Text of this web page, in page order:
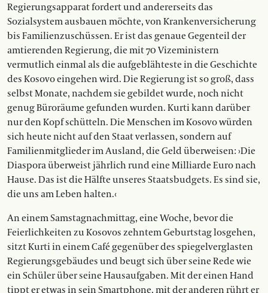
Regierungsapparat fordert und andererseits das
Sozialsystem ausbauen möchte, von Krankenversicherung
bis Familienzuschüssen. Er ist das genaue Gegenteil der
amtierenden Regierung, die mit 70 Vizeministern
vermutlich einmal als die aufgeblähteste in die Geschichte
des Kosovo eingehen wird. Die Regierung ist so groß, dass
selbst Monate, nachdem sie gebildet wurde, noch nicht
genug Büroräume gefunden wurden. Kurti kann darüber
nur den Kopf schütteln. Die Menschen im Kosovo würden
sich heute nicht auf den Staat verlassen, sondern auf
Familienmitglieder im Ausland, die Geld überweisen: ›Die
Diaspora überweist jährlich rund eine Milliarde Euro nach
Hause. Das ist die Hälfte unseres Staatsbudgets. Es sind sie,
die uns am Leben halten.‹
An einem Samstagnachmittag, eine Woche, bevor die
Feierlichkeiten zu Kosovos zehntem Geburtstag losgehen,
sitzt Kurti in einem Café gegenüber des spiegelverglasten
Regierungsgebäudes und beugt sich über seine Rede wie
ein Schüler über seine Hausaufgaben. Mit der einen Hand
tippt er etwas in sein Smartphone, mit der anderen rührt er